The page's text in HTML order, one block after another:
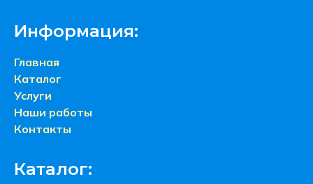
Информация:
Главная
Каталог
Услуги
Наши работы
Контакты
Каталог: